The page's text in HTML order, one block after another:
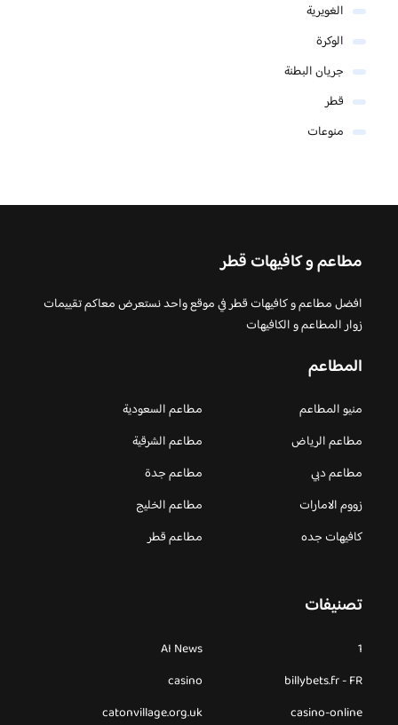
الغويرية
الوكرة
جريان البطنة
قطر
منوعات
مطاعم و كافيهات قطر
افضل مطاعم و كافيهات قطر في موقع واحد نستعرض معاكم تقييمات
زوار المطاعم و الكافيهات
المطاعم
منيو المطاعم
مطاعم السعودية
مطاعم الرياض
مطاعم الشرقية
مطاعم دبي
مطاعم جدة
زووم الامارات
مطاعم الخليج
كافيهات جده
مطاعم قطر
تصنيفات
1
AI News
billybets.fr - FR
casino
casino-online
catonvillage.org.uk